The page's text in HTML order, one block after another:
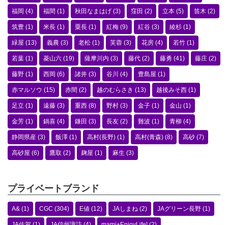
福岡 (4) 福間 (1) 秋田なまはげ (3) 窪田 (2) 立本 (5) 笛木 (2)
筑豊 (1) 米長 (1) 粟長 (1) 紅梅 (9) 紅谷 (3) 綾杉 (1)
緑屋 (13) 義農 (3) 老松 (1) 芙蓉 (3) 花房 (4) 若竹 (1)
若葉 (1) 菱山六 (19) 薩摩川内 (3) 藤代 (2) 藤勇 (41) 藤庄 (2)
藤野 (1) 西岡 (6) 諸井 (3) 谷川 (4) 豊島屋 (1)
赤マルソウ (15) 赤間 (2) 越のむらさき (13) 越後みそ西 (1)
足立 (1) 遠藤 (3) 重西 (8) 野村 (3) 金子 (1) 金山 (1)
金芳 (1) 鍋喜 (4) 鎌田 (3) 長友 (2) 難波 (1) 青柳 (4)
静岡県産 (3) 飯澤 (1) 高村(長野) (1) 高村(青森) (8) 高砂 (7)
高砂屋 (6) 鷹取 (2) 麹屋 (1) 麻生 (3)
プライベートブランド
A& (1) CGC (304) E値 (12) JAしまね (2) JAグリーン長野 (1)